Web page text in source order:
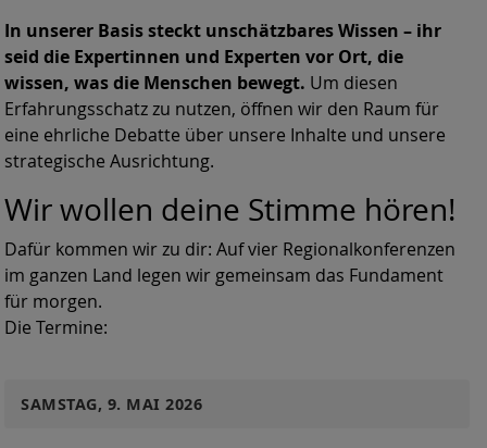
In unserer Basis steckt unschätzbares Wissen – ihr
seid die Expertinnen und Experten vor Ort, die
wissen, was die Menschen bewegt. Um diesen
Erfahrungsschatz zu nutzen, öffnen wir den Raum für
eine ehrliche Debatte über unsere Inhalte und unsere
strategische Ausrichtung.
Wir wollen deine Stimme hören!
Dafür kommen wir zu dir: Auf vier Regionalkonferenzen
im ganzen Land legen wir gemeinsam das Fundament
für morgen.
Die Termine:
SAMSTAG, 9. MAI 2026